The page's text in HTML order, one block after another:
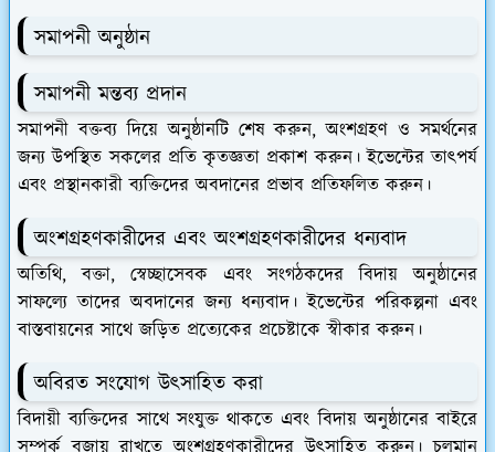
সমাপনী অনুষ্ঠান
সমাপনী মন্তব্য প্রদান
সমাপনী বক্তব্য দিয়ে অনুষ্ঠানটি শেষ করুন, অংশগ্রহণ ও সমর্থনের
জন্য উপস্থিত সকলের প্রতি কৃতজ্ঞতা প্রকাশ করুন। ইভেন্টের তাৎপর্য
এবং প্রস্থানকারী ব্যক্তিদের অবদানের প্রভাব প্রতিফলিত করুন।
অংশগ্রহণকারীদের এবং অংশগ্রহণকারীদের ধন্যবাদ
অতিথি, বক্তা, স্বেচ্ছাসেবক এবং সংগঠকদের বিদায় অনুষ্ঠানের
সাফল্যে তাদের অবদানের জন্য ধন্যবাদ। ইভেন্টের পরিকল্পনা এবং
বাস্তবায়নের সাথে জড়িত প্রত্যেকের প্রচেষ্টাকে স্বীকার করুন।
অবিরত সংযোগ উত্সাহিত করা
বিদায়ী ব্যক্তিদের সাথে সংযুক্ত থাকতে এবং বিদায় অনুষ্ঠানের বাইরে